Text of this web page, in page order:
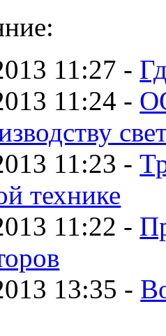
11:27 -
11:24 -
11:23 -
технике
11:22 -
13:35 -